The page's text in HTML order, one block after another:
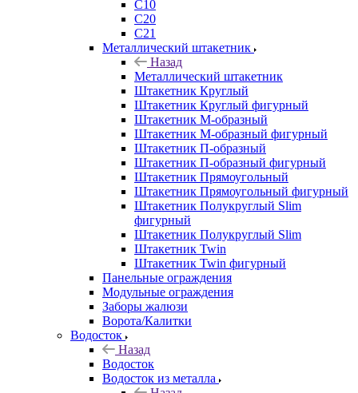
С10
С20
С21
Металлический штакетник
Назад
Металлический штакетник
Штакетник Круглый
Штакетник Круглый фигурный
Штакетник М-образный
Штакетник М-образный фигурный
Штакетник П-образный
Штакетник П-образный фигурный
Штакетник Прямоугольный
Штакетник Прямоугольный фигурный
Штакетник Полукруглый Slim
фигурный
Штакетник Полукруглый Slim
Штакетник Twin
Штакетник Twin фигурный
Панельные ограждения
Модульные ограждения
Заборы жалюзи
Ворота/Калитки
Водосток
Назад
Водосток
Водосток из металла